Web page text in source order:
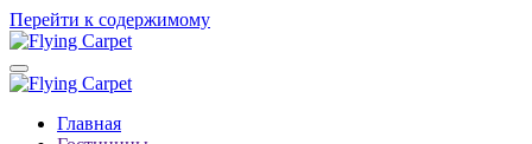
Перейти к содержимому
Главная